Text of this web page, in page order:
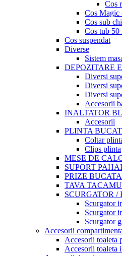
Cos
Cos Magic
Cos sub
Cos tub 50
Cos suspendat
Diverse
Sistem
DEPOZITARE
Diversi
Diversi
Diversi
Accesorii
INALTATOR
Accesorii
PLINTA
Coltar
Clips plinta
MESE DE
SUPORT
PRIZE
TAVA
SCURGATOR /
Scurgator
Scurgator
Scurgator
Accesorii
Accesorii toaleta
Accesorii toaleta